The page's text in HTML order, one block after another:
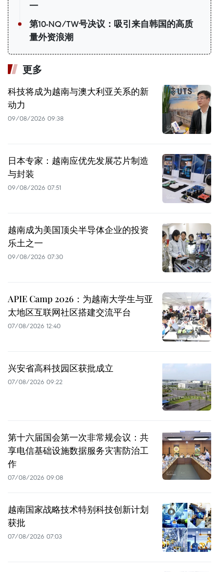
一
第10-NQ/TW号决议：吸引来自韩国的高质
量外资浪潮
更多
科技将成为越南与澳大利亚关系的新
动力
09/08/2026 09:38
日本专家：越南应优先发展芯片制造
与封装
09/08/2026 07:51
越南成为美国顶尖半导体企业的投资
乐土之一
09/08/2026 07:30
APIE Camp 2026：为越南大学生与亚
太地区互联网社区搭建交流平台
07/08/2026 12:40
兴安省高科技园区获批成立
07/08/2026 09:22
第十六届国会第一次非常规会议：共
享电信基础设施数据服务灾害防治工
作
07/08/2026 09:08
越南国家战略技术特别科技创新计划
获批
07/08/2026 07:03